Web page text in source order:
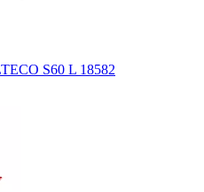
S60 L 18582